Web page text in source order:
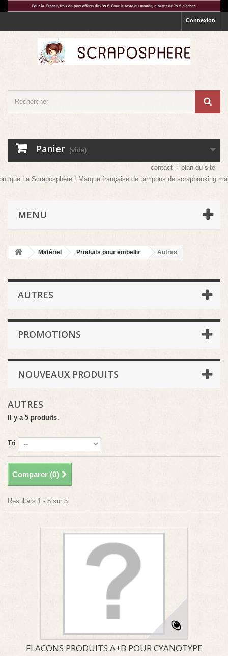
Connexion
Panier (vide)
contact
plan du site
La Scraposphère ! Marque française de tampons de scrapbooking
MENU
Matériel Produits pour embellir Autres
AUTRES
PROMOTIONS
NOUVEAUX PRODUITS
AUTRES
Il y a 5 produits.
Tri
Comparer (0)
Résultats 1 - 5 sur 5.
FLACONS PRODUITS A+B POUR CYANOTYPE